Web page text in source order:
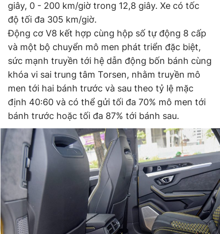
giây, 0 - 200 km/giờ trong 12,8 giây. Xe có tốc
độ tối đa 305 km/giờ.
Động cơ V8 kết hợp cùng hộp số tự động 8 cấp
và một bộ chuyển mô men phát triển đặc biệt,
sức mạnh truyền tới hệ dẫn động bốn bánh cùng
khóa vi sai trung tâm Torsen, nhằm truyền mô
men tới hai bánh trước và sau theo tỷ lệ mặc
định 40:60 và có thể gửi tối đa 70% mô men tới
bánh trước hoặc tối đa 87% tới bánh sau.